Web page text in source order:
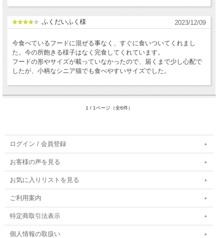
ふくだいふく様 2023/12/09
今食べているフードに混ぜる事なく、すぐに食いついてくれまし
た。今の所飽きる様子はなく完食してくれています。
フードの形やサイズが載っていなかったので、届くまで少し心配で
したが、小柄なシニア猫でも食べやすいサイズでした。
1 / 1ページ（全6件）
ログイン / 会員登録
お客様の声を見る
お気に入りリストを見る
ご利用案内
特定商取引法表示
個人情報の取扱い